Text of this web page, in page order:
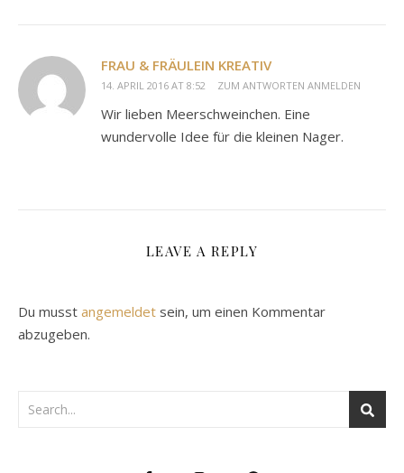
FRAU & FRÄULEIN KREATIV
14. APRIL 2016 AT 8:52 ZUM ANTWORTEN ANMELDEN
Wir lieben Meerschweinchen. Eine
wundervolle Idee für die kleinen Nager.
LEAVE A REPLY
Du musst angemeldet sein, um einen Kommentar
abzugeben.